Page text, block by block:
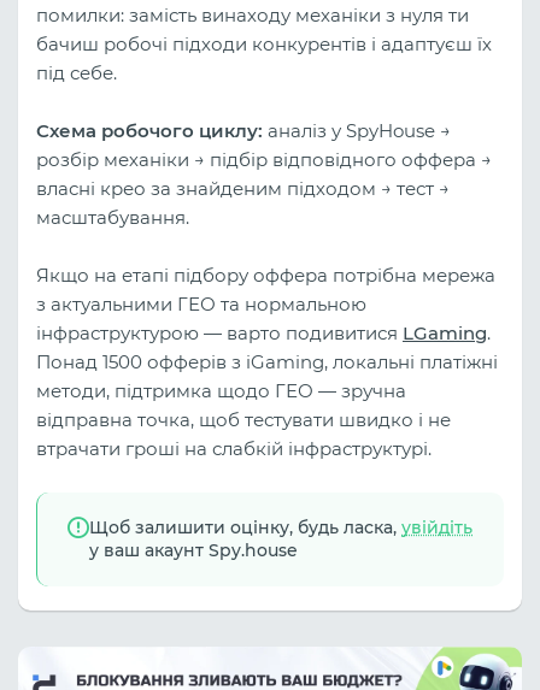
помилки: замість винаходу механіки з нуля ти
бачиш робочі підходи конкурентів і адаптуєш їх
під себе.
Схема робочого циклу: аналіз у SpyHouse →
розбір механіки → підбір відповідного оффера →
власні крео за знайденим підходом → тест →
масштабування.
Якщо на етапі підбору оффера потрібна мережа
з актуальними ГЕО та нормальною
інфраструктурою — варто подивитися LGaming.
Понад 1500 офферів з iGaming, локальні платіжні
методи, підтримка щодо ГЕО — зручна
відправна точка, щоб тестувати швидко і не
втрачати гроші на слабкій інфраструктурі.
Щоб залишити оцінку, будь ласка, увійдіть
у ваш акаунт Spy.house